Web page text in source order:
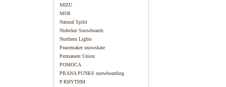
MIZU
MSR
Natural Spilit
Nidecker Snowboards
Northern Lights
Peacemaker snowskate
Permanent Union
POMOCA
PRANA PUNKS snowboarding
P.RHYTHM